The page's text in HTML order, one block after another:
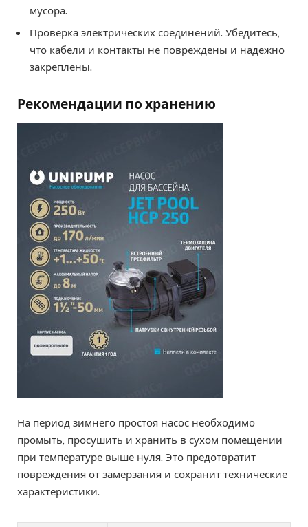
мусора.
Проверка электрических соединений. Убедитесь,
что кабели и контакты не повреждены и надежно
закреплены.
Рекомендации по хранению
На период зимнего простоя насос необходимо
промыть, просушить и хранить в сухом помещении
при температуре выше нуля. Это предотвратит
повреждения от замерзания и сохранит технические
характеристики.